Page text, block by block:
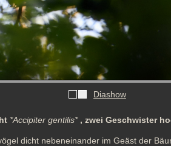
Diashow
*Accipiter gentilis*, zwei Geschwister
dicht nebeneinander im Geäst der